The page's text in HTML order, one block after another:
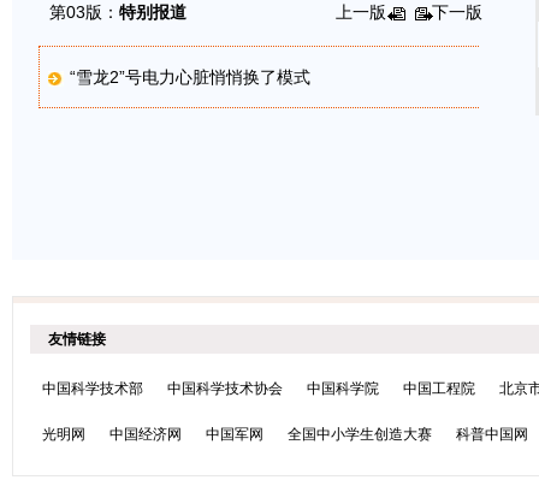
第03版：特别报道 上一版 下一版
“雪龙2”号电力心脏悄悄换了模式
友情链接
中国科学技术部 中国科学技术协会 中国科学院 中国工程院 北京
光明网 中国经济网 中国军网 全国中小学生创造大赛 科普中国网